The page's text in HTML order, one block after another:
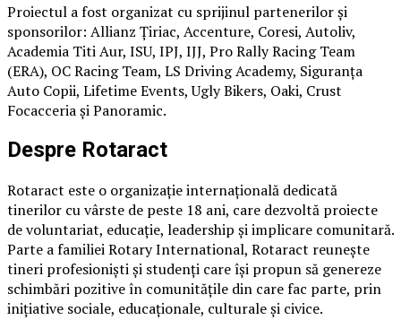
Proiectul a fost organizat cu sprijinul partenerilor și
sponsorilor: Allianz Țiriac, Accenture, Coresi, Autoliv,
Academia Titi Aur, ISU, IPJ, IJJ, Pro Rally Racing Team
(ERA), OC Racing Team, LS Driving Academy, Siguranța
Auto Copii, Lifetime Events, Ugly Bikers, Oaki, Crust
Focacceria și Panoramic.
Despre Rotaract
Rotaract este o organizație internațională dedicată
tinerilor cu vârste de peste 18 ani, care dezvoltă proiecte
de voluntariat, educație, leadership și implicare comunitară.
Parte a familiei Rotary International, Rotaract reunește
tineri profesioniști și studenți care își propun să genereze
schimbări pozitive în comunitățile din care fac parte, prin
inițiative sociale, educaționale, culturale și civice.